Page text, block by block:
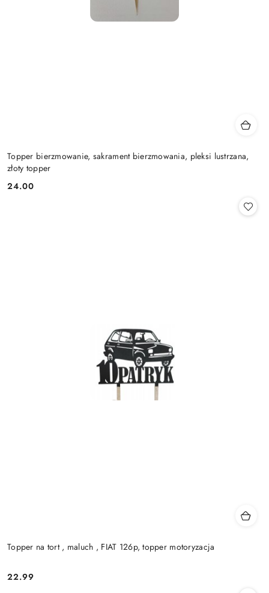
Topper bierzmowanie, sakrament bierzmowania, pleksi lustrzana,
złoty topper
Cena:
24.00
Topper na tort , maluch , FIAT 126p, topper motoryzacja
Cena:
22.99